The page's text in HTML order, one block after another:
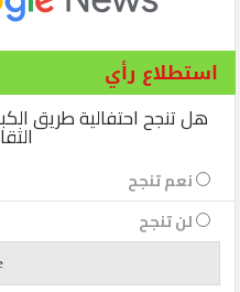
استطلاع رأي
هل تنجح احتفالية طريق
نعم تنجح
لن تنجح